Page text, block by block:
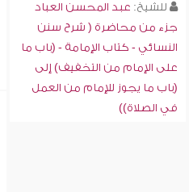
للشيخ: عبد المحسن العباد
جزء من محاضرة ( شرح سنن
النسائي - كتاب الإمامة - (باب ما
على الإمام من التخفيف) إلى
(باب ما يجوز للإمام من العمل
في الصلاة))